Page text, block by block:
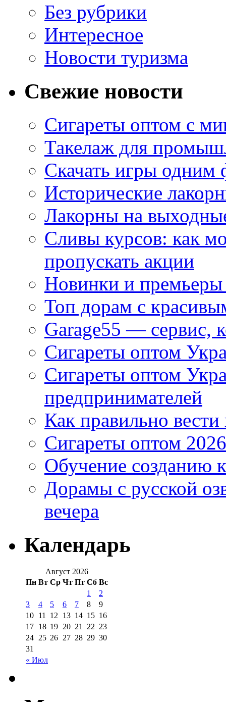
Без рубрики
Интересное
Новости туризма
Свежие новости
Сигареты оптом с
Такелаж для
Скачать игры одним
Исторические
Лакорны на
Сливы курсов: как
пропускать акции
Новинки и
Топ дорам с
Garage55 — сервис,
Сигареты оптом
Сигареты оптом
предпринимателей
Как правильно
Сигареты оптом
Обучение созданию
Дорамы с русской
вечера
Календарь
Август 2026
Пн Вт Ср Чт Пт Сб Вс
« Июл
1
2
3
4 5 6 7 8
9
10 11 12 13 14 15 16
17 18 19 20 21 22 23
24 25 26 27 28 29 30
31